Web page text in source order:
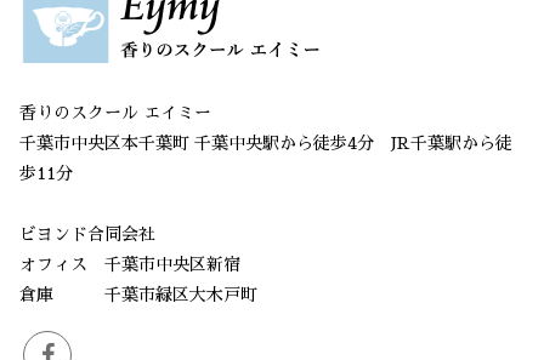
香りのスクール エイミー
千葉市中央区本千葉町 千葉中央駅から徒歩4分 JR千葉駅から徒
歩11分
ビヨンド合同会社
オフィス 千葉市中央区新宿
倉庫 千葉市緑区大木戸町